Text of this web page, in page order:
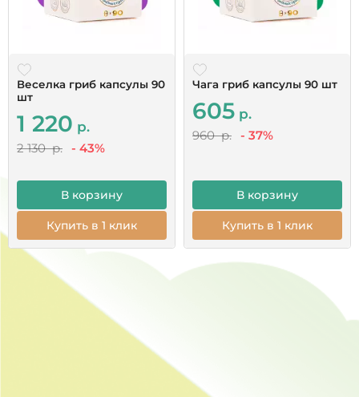
Читать все отзывы
Веселка гриб капсулы 90
шт
1 220р.
2 130 р. - 43%
В корзину
Купить в 1 клик
Чага гриб капсулы 90 шт
605р.
960 р. - 37%
В корзину
Купить в 1 клик